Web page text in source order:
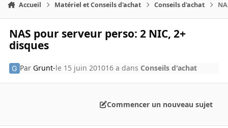
Accueil Matériel et Conseils d'achat Conseils d'achat
NAS pour serveur perso: 2 NIC, 2+
disques
Par Grunt-le 15 juin 201016 a dans Conseils d'achat
Commencer un nouveau sujet